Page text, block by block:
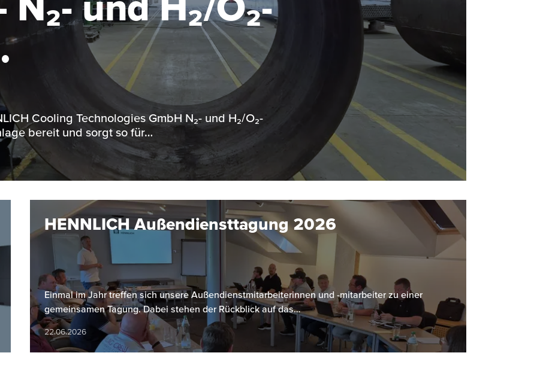
im MW-
Cooling Technologies GmbH N₂- und H₂/O₂-
bereit und sorgt so für…
HENNLICH Außendiensttagung 2026
Einmal im Jahr treffen sich unsere Außendienstmitarbeiterinnen und -mitarbeiter zu einer
gemeinsamen Tagung. Dabei stehen der Rückblick auf das…
22.06.2026